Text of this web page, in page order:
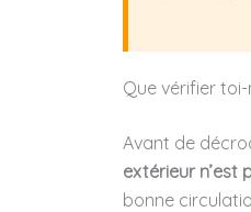
Que vérifier
Avant de
extérieur n’est
bonne